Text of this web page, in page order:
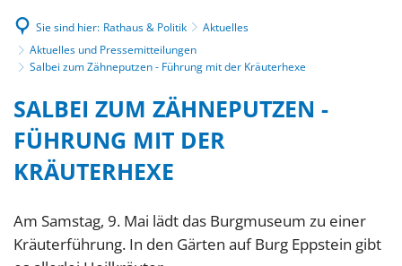
Sie sind hier: Rathaus & Politik
Aktuelles
Aktuelles und Pressemitteilungen
Salbei zum Zähneputzen - Führung mit der Kräuterhexe
SALBEI ZUM ZÄHNEPUTZEN -
FÜHRUNG MIT DER
KRÄUTERHEXE
Am Samstag, 9. Mai lädt das Burgmuseum zu einer
Kräuterführung. In den Gärten auf Burg Eppstein gibt